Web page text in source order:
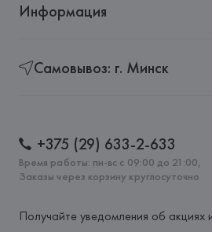
Информация
Самовывоз: г. Минск
+375 (29) 633-2-633
Время работы: пн-вс с 09:00 до 21:00,
Заказы через корзину круглосуточно
Получайте уведомления об акциях